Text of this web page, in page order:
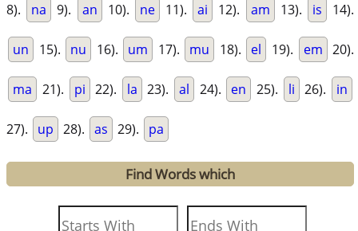
8). na 9). an 10). ne 11). ai 12). am 13). is 14).
un 15). nu 16). um 17). mu 18). el 19). em 20).
ma 21). pi 22). la 23). al 24). en 25). li 26). in
27). up 28). as 29). pa
Find Words which